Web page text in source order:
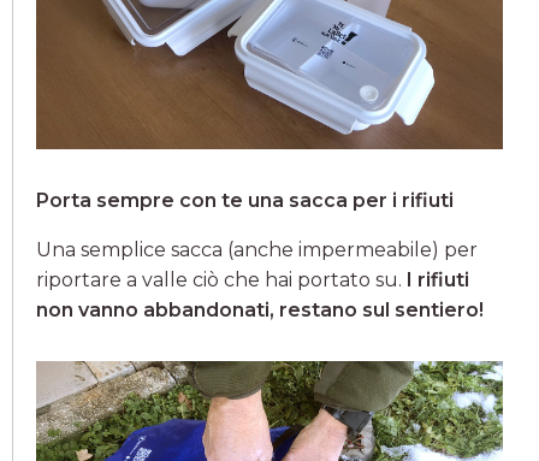
Porta sempre con te una sacca per i rifiuti
Una semplice sacca (anche impermeabile) per
riportare a valle ciò che hai portato su. I rifiuti
non vanno abbandonati, restano sul sentiero!